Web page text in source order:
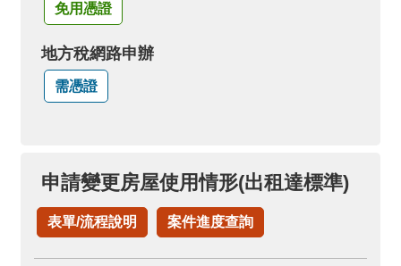
免用憑證
地方稅網路申辦
需憑證
申請變更房屋使用情形(出租達標準)
表單/流程說明 案件進度查詢